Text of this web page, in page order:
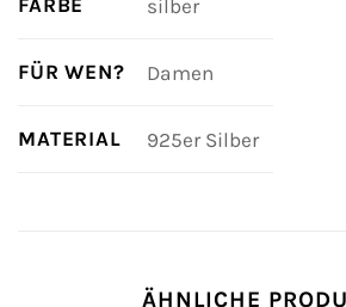
FARBE silber
FÜR WEN? Damen
MATERIAL 925er Silber
ÄHNLICHE